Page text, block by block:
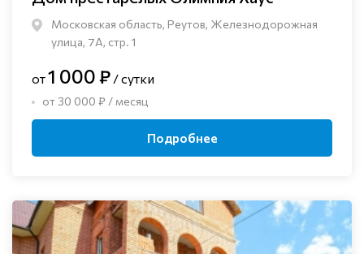
Московская область, Реутов, Железнодорожная
улица, 7А, стр. 1
от1 000 ₽ / сутки
от 30 000 ₽ / месяц
Подробнее